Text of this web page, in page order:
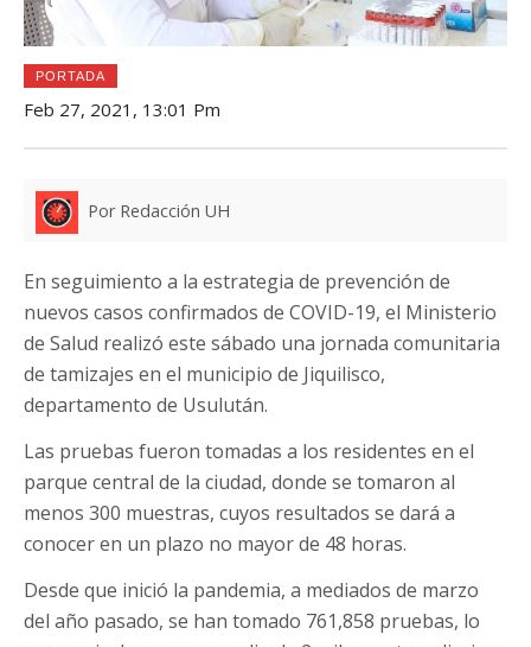
PORTADA
Feb 27, 2021, 13:01 Pm
Por Redacción UH
En seguimiento a la estrategia de prevención de
nuevos casos confirmados de COVID-19, el Ministerio
de Salud realizó este sábado una jornada comunitaria
de tamizajes en el municipio de Jiquilisco,
departamento de Usulután.
Las pruebas fueron tomadas a los residentes en el
parque central de la ciudad, donde se tomaron al
menos 300 muestras, cuyos resultados se dará a
conocer en un plazo no mayor de 48 horas.
Desde que inició la pandemia, a mediados de marzo
del año pasado, se han tomado 761,858 pruebas, lo